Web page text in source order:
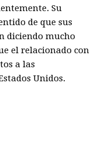
Su
de que sus
diciendo mucho
el relacionado con
a las
Unidos.